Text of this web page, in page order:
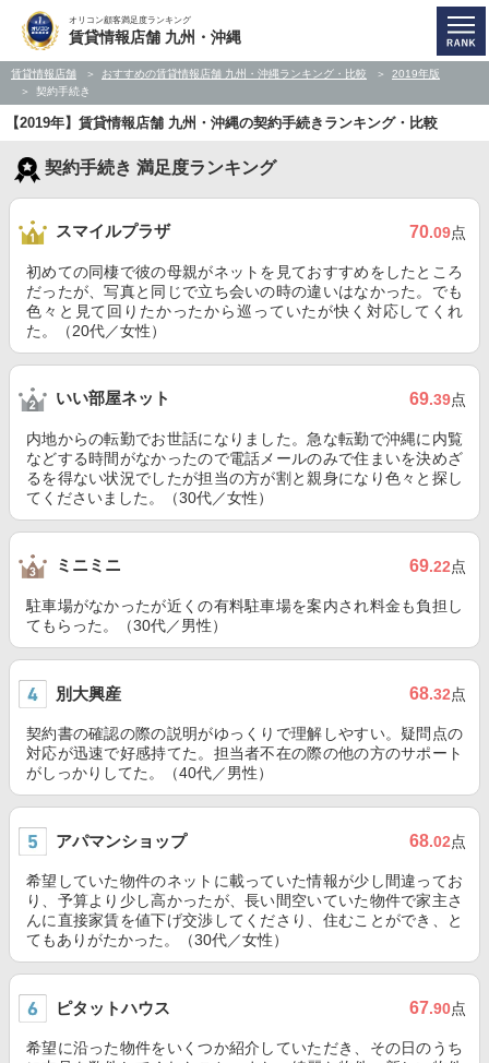
オリコン顧客満足度ランキング
賃貸情報店舗 九州・沖縄
賃貸情報店舗 おすすめの賃貸情報店舗 九州・沖縄ランキング・比較
2019年版
契約手続き
【2019年】賃貸情報店舗 九州・沖縄の契約手続きランキング・比較
契約手続き 満足度ランキング
スマイルプラザ 70.09点
初めての同棲で彼の母親がネットを見ておすすめをしたところ
だったが、写真と同じで立ち会いの時の違いはなかった。でも
色々と見て回りたかったから巡っていたが快く対応してくれ
た。（20代／女性）
いい部屋ネット 69.39点
内地からの転勤でお世話になりました。急な転勤で沖縄に内覧
などする時間がなかったので電話メールのみで住まいを決めざ
るを得ない状況でしたが担当の方が割と親身になり色々と探し
てくださいました。（30代／女性）
ミニミニ 69.22点
駐車場がなかったが近くの有料駐車場を案内され料金も負担し
てもらった。（30代／男性）
別大興産 68.32点
契約書の確認の際の説明がゆっくりで理解しやすい。疑問点の
対応が迅速で好感持てた。担当者不在の際の他の方のサポート
がしっかりしてた。（40代／男性）
アパマンショップ 68.02点
希望していた物件のネットに載っていた情報が少し間違ってお
り、予算より少し高かったが、長い間空いていた物件で家主さ
んに直接家賃を値下げ交渉してくださり、住むことができ、と
てもありがたかった。（30代／女性）
ピタットハウス 67.90点
希望に沿った物件をいくつか紹介していただき、その日のうち